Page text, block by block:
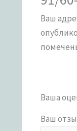
Ваш
Ваша
Ваш